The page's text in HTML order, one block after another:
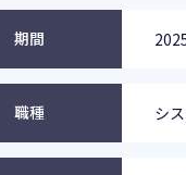
期間
職種 シ